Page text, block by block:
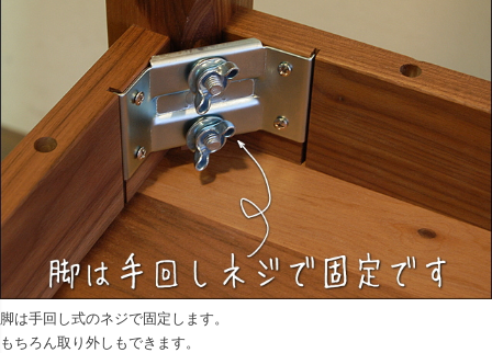
脚は手回し式のネジで固定します。
もちろん取り外しもできます。